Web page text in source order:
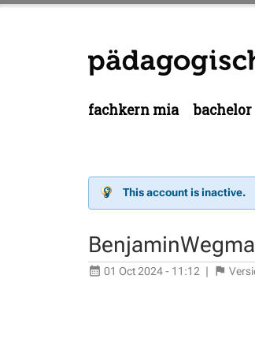
fachkern mia bachelor
This account is inactive.
01 Oct 2024 - 11:12 |